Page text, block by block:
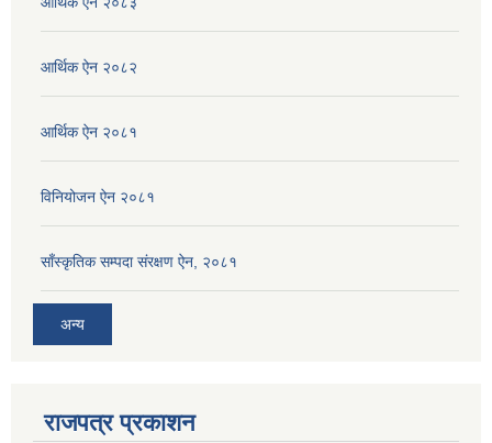
आर्थिक ऐन २०८२
आर्थिक ऐन २०८१
विनियोजन ऐन २०८१
साँस्कृतिक सम्पदा संरक्षण ऐन, २०८१
अन्य
राजपत्र प्रकाशन